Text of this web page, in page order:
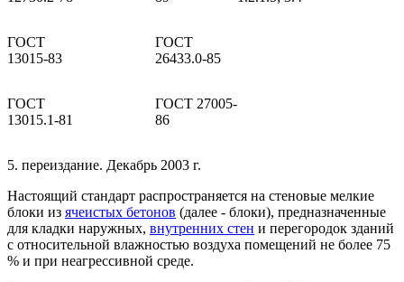
ГОСТ
13015-83
ГОСТ
26433.0-85
ГОСТ
13015.1-81
ГОСТ 27005-
86
5. переиздание. Декабрь 2003 г.
Настоящий стандарт распространяется на стеновые мелкие
блоки из ячеистых бетонов (далее - блоки), предназначенные
для кладки наружных, внутренних стен и перегородок зданий
с относительной влажностью воздуха помещений не более 75
% и при неагрессивной среде.